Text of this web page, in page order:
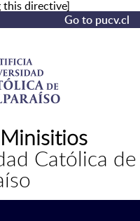
this directive]
Go to pucv.cl
Católica de